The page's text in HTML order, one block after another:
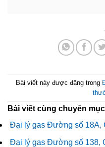
Bài viết này được đăng trong
Bài viết cùng chuyên mục
Đại lý gas Đường số 18A,
Đại lý gas Đường số 138,